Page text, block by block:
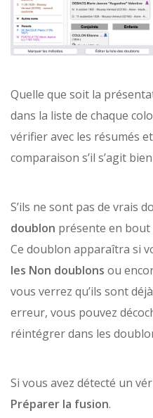
Quelle que soit la
dans la liste de chaque
vérifier avec les résumés
comparaison s’il s’agit
S’ils ne sont pas de vrais
doublon présente en bout
Ce doublon apparaîtra si
les Non doublons ou
vous verrez qu’ils sont
erreur, vous pouvez
réintégrer dans les
Si vous avez détecté un
Préparer la fusion.